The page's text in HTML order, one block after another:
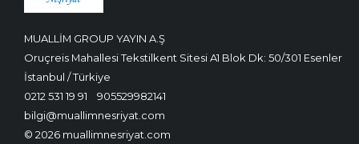
MUALLİM GROUP YAYIN A.Ş
Oruçreis Mahallesi Tekstilkent Sitesi A1 Blok Dk: 50/301 Esenler
İstanbul / Türkiye
0212 531 19 91
905529982141
bilgi@muallimnesriyat.com
© 2026 muallimnesriyat.com